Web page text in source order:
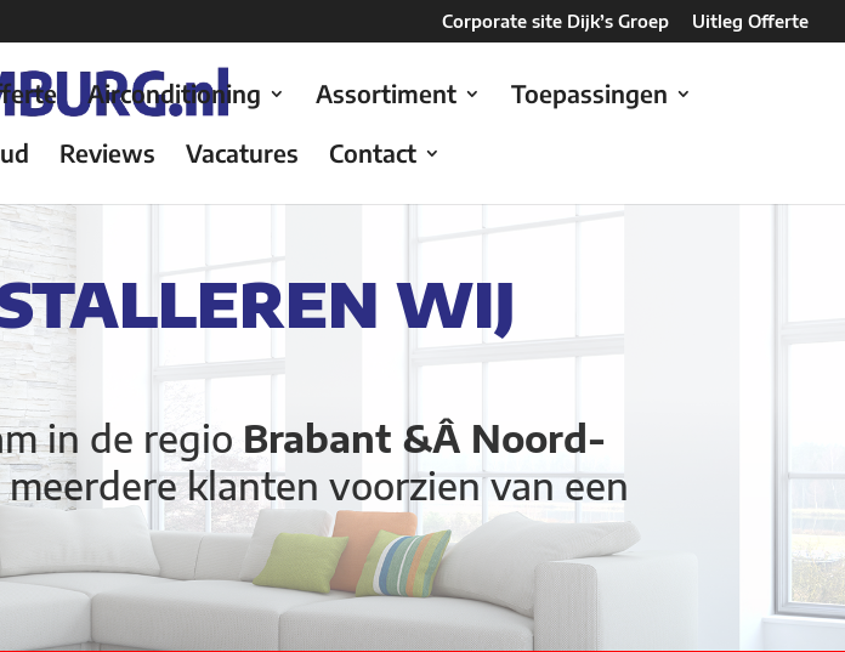
Corporate site Dijk’s Groep Uitleg Offerte
Airconditioning Assortiment
Toepassingen
Reviews Vacatures Contact
WIJ
in de regio Brabant &Â Noord-
klanten voorzien van een